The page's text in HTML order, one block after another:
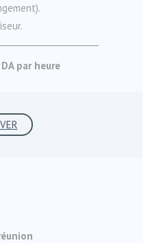
par heure